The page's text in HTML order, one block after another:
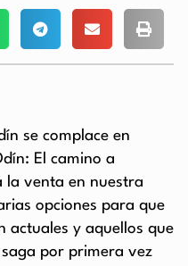
se complace en
El camino a
la venta en nuestra
opciones para que
actuales y aquellos que
por primera vez